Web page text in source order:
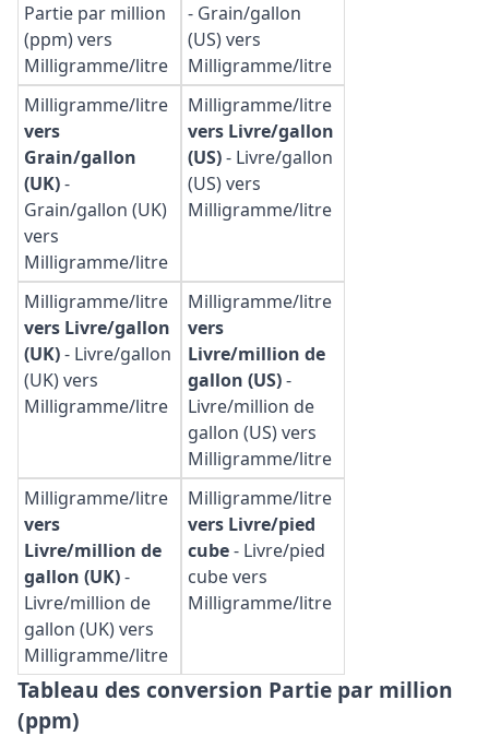
Partie par million
(ppm) vers
Milligramme/litre
- Grain/gallon
(US) vers
Milligramme/litre
Milligramme/litre
vers
Grain/gallon
(UK)-
Grain/gallon (UK)
vers
Milligramme/litre
Milligramme/litre
vers Livre/gallon
(US)- Livre/gallon
(US) vers
Milligramme/litre
Milligramme/litre
vers Livre/gallon
(UK)- Livre/gallon
(UK) vers
Milligramme/litre
Milligramme/litre
vers
Livre/million de
gallon (US)-
Livre/million de
gallon (US) vers
Milligramme/litre
Milligramme/litre
vers
Livre/million de
gallon (UK)-
Livre/million de
gallon (UK) vers
Milligramme/litre
Milligramme/litre
vers Livre/pied
cube- Livre/pied
cube vers
Milligramme/litre
Tableau des conversion Partie par million
(ppm)